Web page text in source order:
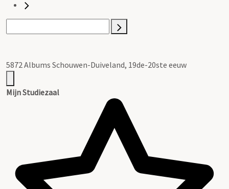
5872 Albums Schouwen-Duiveland, 19de-20ste eeuw
Mijn Studiezaal